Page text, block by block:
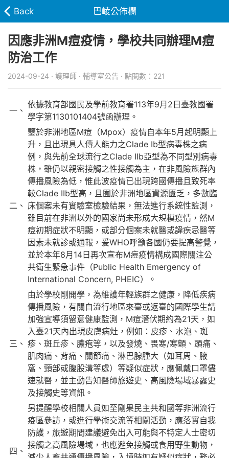
Back 巴崚公佈欄
因應非洲M痘疫情，學校共同辦理M痘
防治工作
2024-09-24 · 護理師 · 輔導室公告 · 點閱數：221
一、
依據教育部國民及學前教育署113年9月2日臺教國署
學字第1130101404號函辦理。
二、
鑒於非洲地區M痘（Mpox）疫情自本年5月起明顯上
升，且出現具人傳人能力之Clade Ib型病毒株之病
例，與先前全球流行之Clade IIb亞型為不同型別病毒
株，雖仍以親密接觸之性接觸為主，在非風險族群內
傳播風險為低，惟此波疫情已出現跨國傳播且致死率
較Clade IIb型高，且囿於非洲地區資源匱乏，多數臨
床個案未有實驗室檢驗結果，無法進行系統性監測，
雖目前在非洲以外的國家尚未形成大規模疫情，然M
痘初期症狀不明顯，或部分個案未就醫或諱疾忌醫等
因素未就診或通報，爰WHO呼籲各國仍要提高警覺，
並於本年8月14日再次宣布M痘疫情構成國際關注公
共衛生緊急事件（Public Health Emergency of
International Concern, PHEIC）。
三、
由於學校剛開學，為維護年輕族群之健康，降低疾病
傳播風險，有關自流行地區來臺或返臺的國際學生請
加強宣導須留意健康監測，M痘潛伏期約為21天，如
入臺21天內出現皮膚病灶，例如：皮疹、水泡、斑
疹、斑丘疹、膿疱等，以及發燒、畏寒/寒顫、頭痛、
肌肉痛、背痛、關節痛、淋巴腺腫大（如耳周、腋
窩、頸部或腹股溝等處）等疑似症狀，應佩戴口罩儘
速就醫，並主動告知醫師旅遊史、高風險場域暴露史
及接觸史等資訊。
四、
另提醒學校相關人員如至剛果民主共和國等非洲流行
疫區參訪，或進行學術交流等相關活動，應落實自我
防護，旅遊期間建議避免出入可能與不特定人士密切
接觸之高風險場域，也應避免接觸或食用野生動物，